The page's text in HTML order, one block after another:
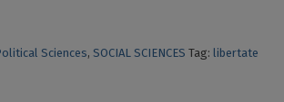
Sciences, SOCIAL SCIENCES Tag: libertate